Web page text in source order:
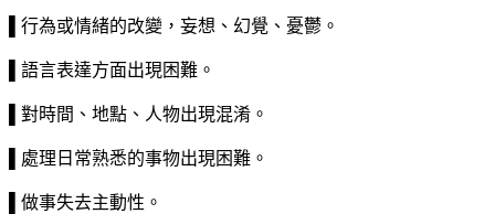
▌行為或情緒的改變，妄想、幻覺、憂鬱。
▌語言表達方面出現困難。
▌對時間、地點、人物出現混淆。
▌處理日常熟悉的事物出現困難。
▌做事失去主動性。